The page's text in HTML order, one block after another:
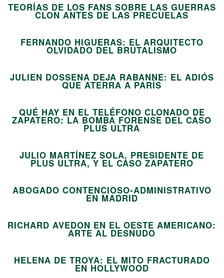
TEORÍAS DE LOS FANS SOBRE LAS GUERRAS
CLON ANTES DE LAS PRECUELAS
FERNANDO HIGUERAS: EL ARQUITECTO
OLVIDADO DEL BRUTALISMO
JULIEN DOSSENA DEJA RABANNE: EL ADIÓS
QUE ATERRA A PARÍS
QUÉ HAY EN EL TELÉFONO CLONADO DE
ZAPATERO: LA BOMBA FORENSE DEL CASO
PLUS ULTRA
JULIO MARTÍNEZ SOLA, PRESIDENTE DE
PLUS ULTRA, Y EL CASO ZAPATERO07
ABOGADO CONTENCIOSO-ADMINISTRATIVO
EN MADRID
RICHARD AVEDON EN EL OESTE AMERICANO:
ARTE AL DESNUDO
HELENA DE TROYA: EL MITO FRACTURADO
EN HOLLYWOOD